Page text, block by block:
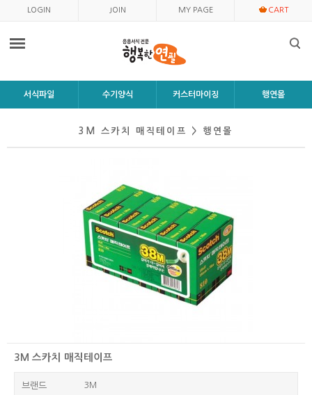
LOGIN JOIN MY PAGE CART
서식파일 수기양식 커스터마이징 행연몰
3M 스카치 매직테이프 > 행연몰
3M 스카치 매직테이프
브랜드 3M